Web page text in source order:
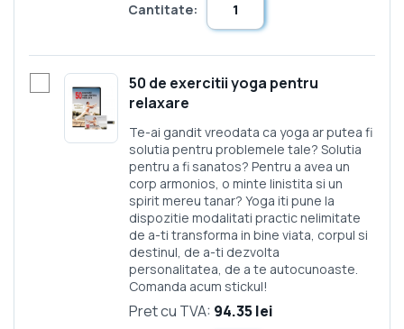
Cantitate:
50 de exercitii yoga pentru
relaxare
Te-ai gandit vreodata ca yoga ar putea fi
solutia pentru problemele tale? Solutia
pentru a fi sanatos? Pentru a avea un
corp armonios, o minte linistita si un
spirit mereu tanar? Yoga iti pune la
dispozitie modalitati practic nelimitate
de a-ti transforma in bine viata, corpul si
destinul, de a-ti dezvolta
personalitatea, de a te autocunoaste.
Comanda acum stickul!
Pret cu TVA: 94.35 lei